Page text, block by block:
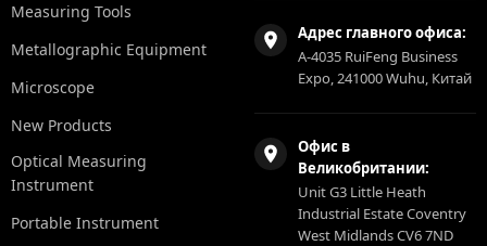
Measuring Tools
Metallographic Equipment
Microscope
New Products
Optical Measuring
Instrument
Portable Instrument
Адрес главного офиса:
A-4035 RuiFeng Business
Expo, 241000 Wuhu, Китай
Офис в
Великобритании:
Unit G3 Little Heath
Industrial Estate Coventry
West Midlands CV6 7ND